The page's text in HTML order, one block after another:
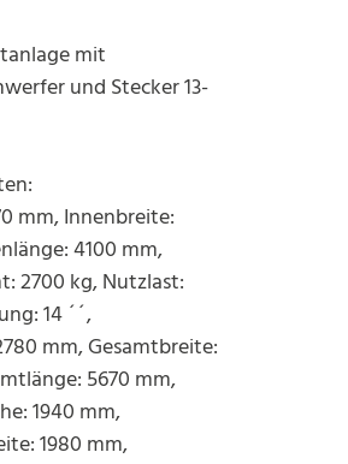
mit
und Stecker 13-
mm, Innenbreite:
4100 mm,
2700 kg, Nutzlast:
14 ´´,
mm, Gesamtbreite:
5670 mm,
1940 mm,
1980 mm,